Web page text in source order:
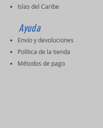
Ayuda
Islas del Caribe
Envío y devoluciones
Política de la tienda
Métodos de pago